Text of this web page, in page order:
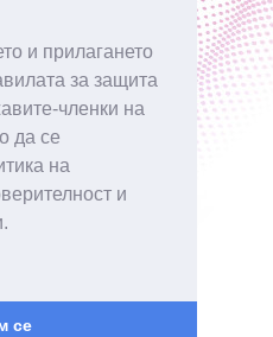
и прилагането
за защита
членки на
да се
на
и
се